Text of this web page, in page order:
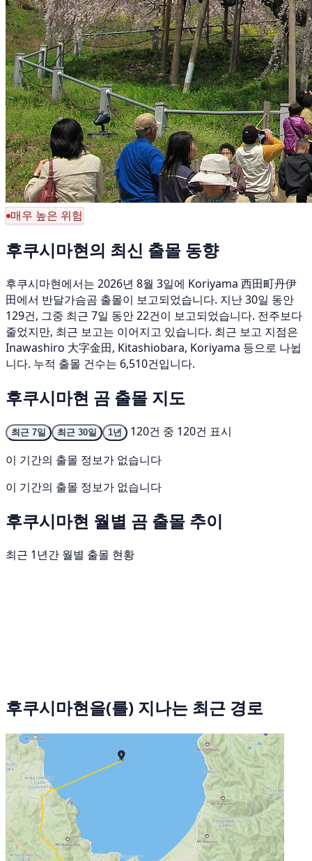
매우 높은 위험
후쿠시마현의 최신 출몰 동향
후쿠시마현에서는 2026년 8월 3일에 Koriyama 西田町丹伊
田에서 반달가슴곰 출몰이 보고되었습니다. 지난 30일 동안
129건, 그중 최근 7일 동안 22건이 보고되었습니다. 전주보다
줄었지만, 최근 보고는 이어지고 있습니다. 최근 보고 지점은
Inawashiro 大字金田, Kitashiobara, Koriyama 등으로 나뉩
니다. 누적 출몰 건수는 6,510건입니다.
후쿠시마현 곰 출몰 지도
최근 7일 최근 30일 1년
120건 중 120건 표시
이 기간의 출몰 정보가 없습니다
이 기간의 출몰 정보가 없습니다
후쿠시마현 월별 곰 출몰 추이
최근 1년간 월별 출몰 현황
후쿠시마현을(를) 지나는 최근 경로